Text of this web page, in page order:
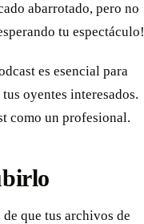
abarrotado, pero no
tu espectáculo!
es esencial para
oyentes interesados.
como un profesional.
que tus archivos de